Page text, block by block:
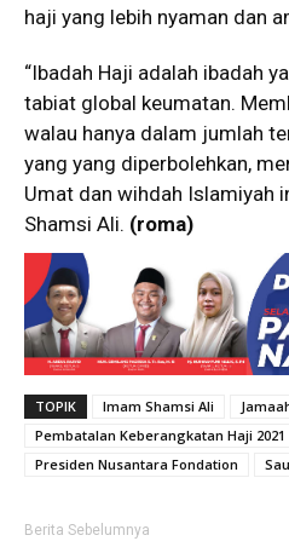
haji yang lebih nyaman dan
“Ibadah Haji adalah ibadah
tabiat global keumatan.
walau hanya dalam jumlah
yang yang diperbolehkan,
Umat dan wihdah Islamiyah
Shamsi Ali. (roma)
TOPIK Imam Shamsi Ali
Pembatalan Keberangkatan Haji 2021
Presiden Nusantara Fondation
Berita Sebelumnya